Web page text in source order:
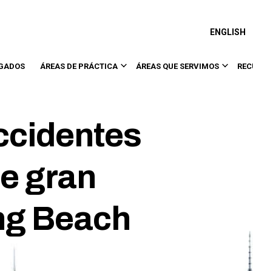
ENGLISH
ÁREAS DE PRÁCTICA ÁREAS QUE SERVIMOS
gran
Beach